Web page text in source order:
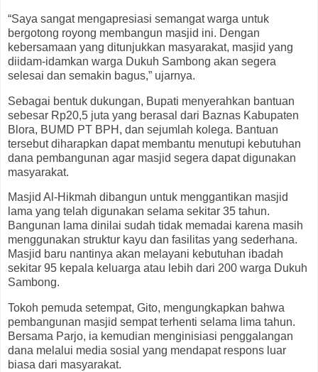
“Saya sangat mengapresiasi semangat warga untuk
bergotong royong membangun masjid ini. Dengan
kebersamaan yang ditunjukkan masyarakat, masjid yang
diidam-idamkan warga Dukuh Sambong akan segera
selesai dan semakin bagus,” ujarnya.
Sebagai bentuk dukungan, Bupati menyerahkan bantuan
sebesar Rp20,5 juta yang berasal dari Baznas Kabupaten
Blora, BUMD PT BPH, dan sejumlah kolega. Bantuan
tersebut diharapkan dapat membantu menutupi kebutuhan
dana pembangunan agar masjid segera dapat digunakan
masyarakat.
Masjid Al-Hikmah dibangun untuk menggantikan masjid
lama yang telah digunakan selama sekitar 35 tahun.
Bangunan lama dinilai sudah tidak memadai karena masih
menggunakan struktur kayu dan fasilitas yang sederhana.
Masjid baru nantinya akan melayani kebutuhan ibadah
sekitar 95 kepala keluarga atau lebih dari 200 warga Dukuh
Sambong.
Tokoh pemuda setempat, Gito, mengungkapkan bahwa
pembangunan masjid sempat terhenti selama lima tahun.
Bersama Parjo, ia kemudian menginisiasi penggalangan
dana melalui media sosial yang mendapat respons luar
biasa dari masyarakat.